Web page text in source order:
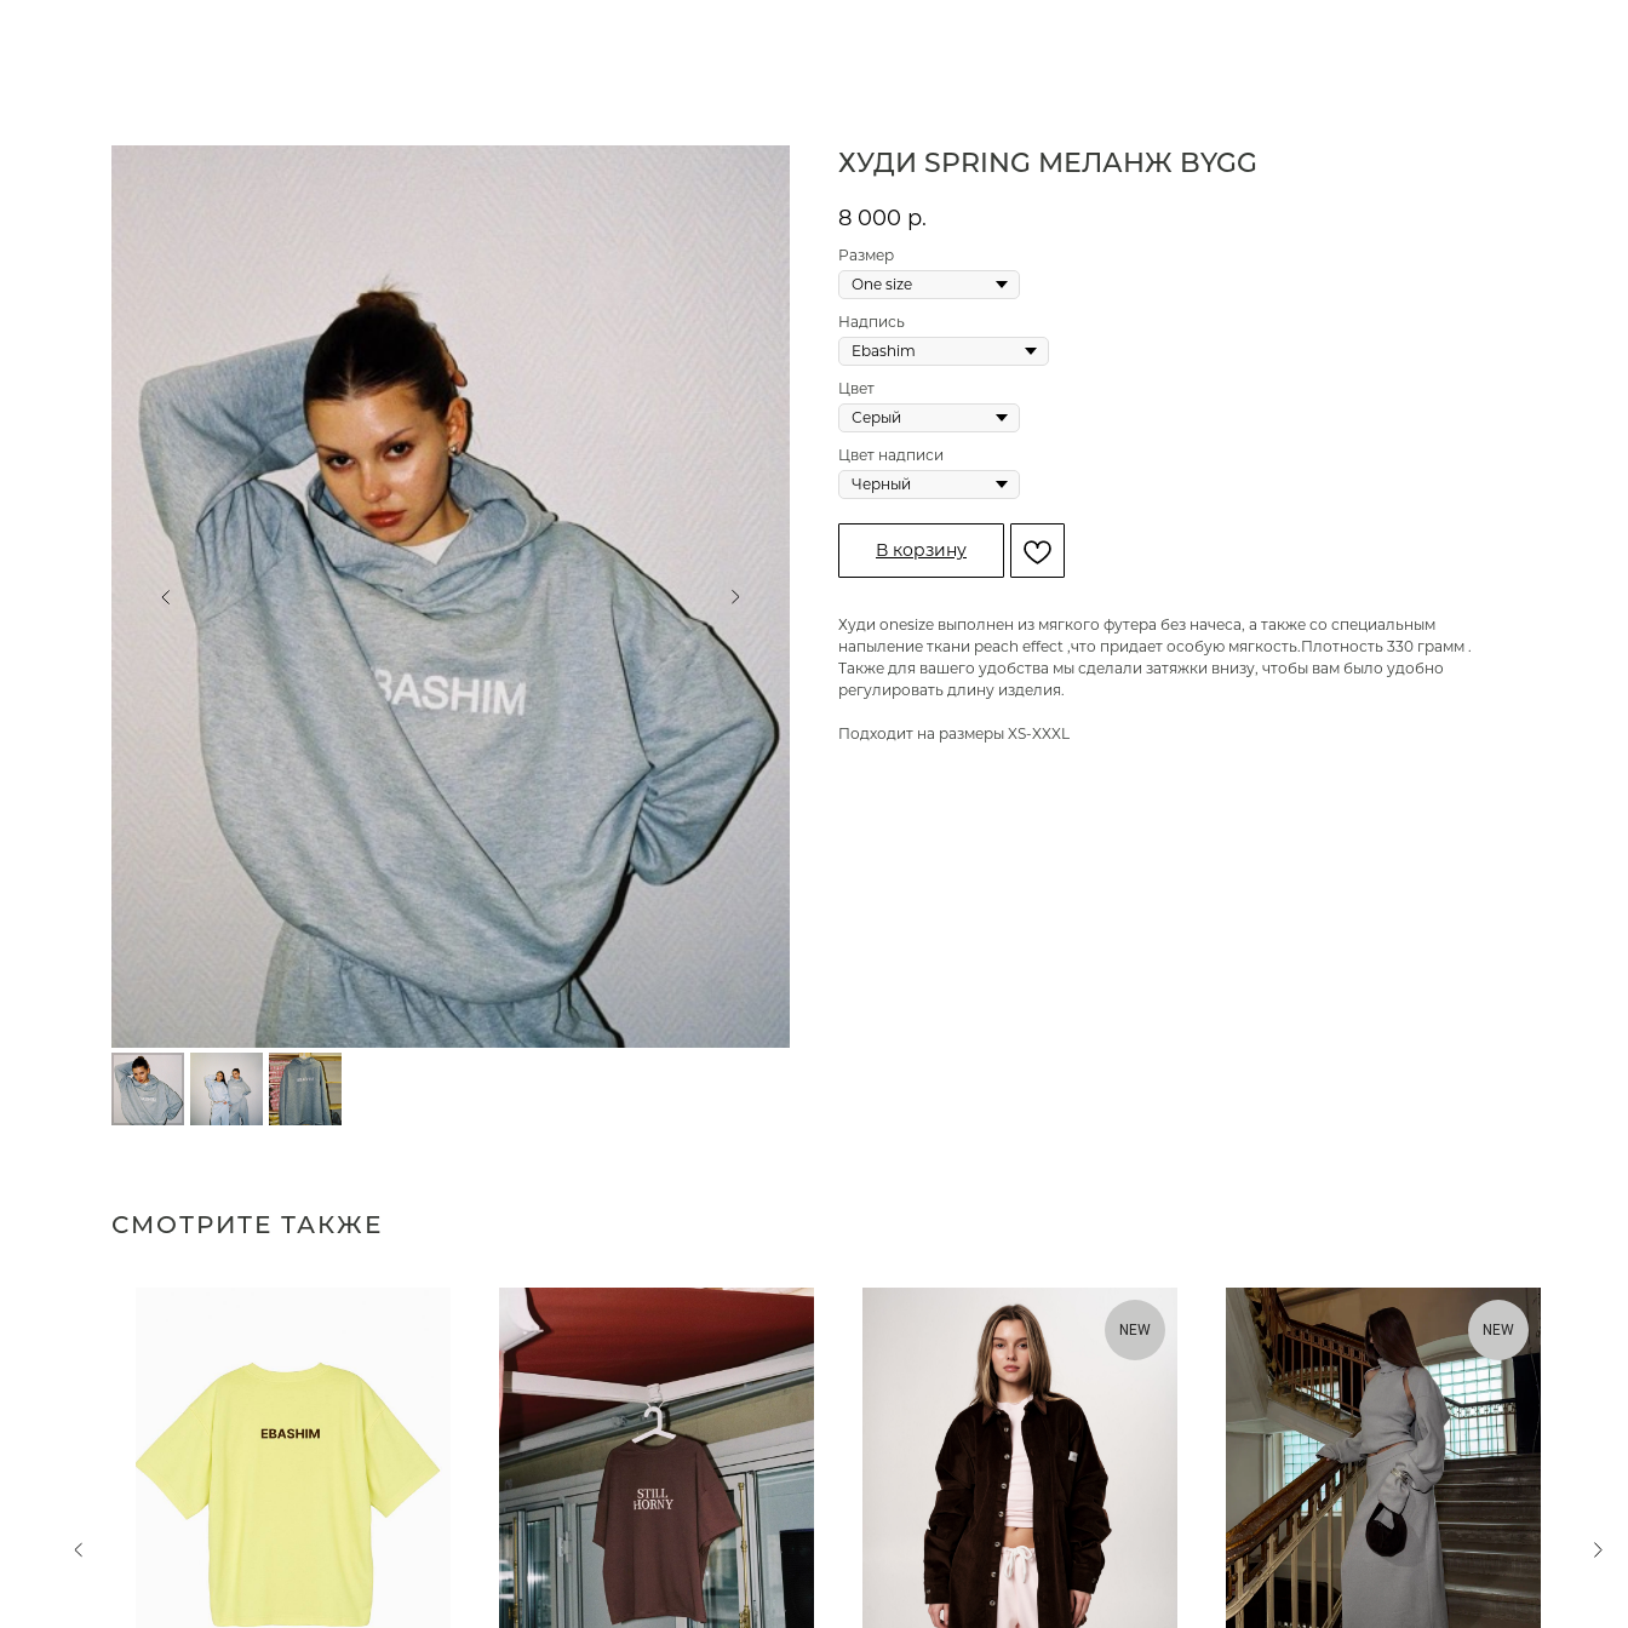
ХУДИ SPRING МЕЛАНЖ BYGG
8 000 р.
Размер
Надпись
Цвет
Цвет надписи
В корзину
Худи onesize выполнен из мягкого футера без начеса, а также со специальным
напыление ткани peach effect ,что придает особую мягкость.Плотность 330 грамм .
Также для вашего удобства мы сделали затяжки внизу, чтобы вам было удобно
регулировать длину изделия.
Подходит на размеры XS-XXXL
СМОТРИТЕ ТАКЖЕ
NEW NEW